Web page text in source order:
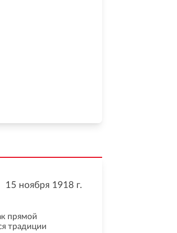
15 ноября 1918 г.
прямой
традиции